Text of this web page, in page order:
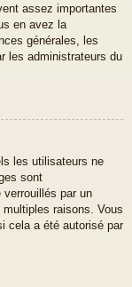
assez importantes
en avez la
générales, les
les administrateurs du
les utilisateurs ne
sont
par un
raisons. Vous
cela a été autorisé par